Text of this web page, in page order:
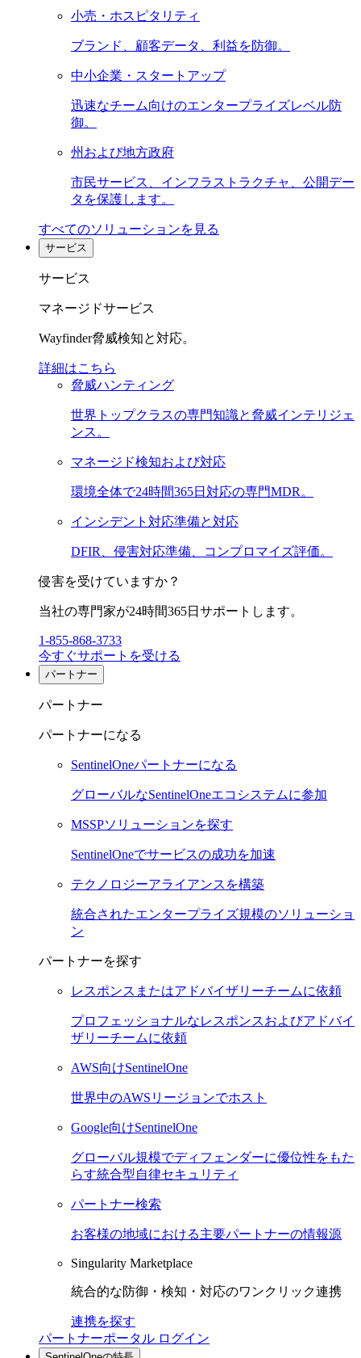
小売・ホスピタリティ
ブランド、顧客データ、利益を防御。
中小企業・スタートアップ
迅速なチーム向けのエンタープライズレベル防
御。
州および地方政府
市民サービス、インフラストラクチャ、公開デー
タを保護します。
すべてのソリューションを見る
サービス
サービス
マネージドサービス
Wayfinder脅威検知と対応。
詳細はこちら
脅威ハンティング
世界トップクラスの専門知識と脅威インテリジェ
ンス。
マネージド検知および対応
環境全体で24時間365日対応の専門MDR。
インシデント対応準備と対応
DFIR、侵害対応準備、コンプロマイズ評価。
侵害を受けていますか？
当社の専門家が24時間365日サポートします。
1-855-868-3733
今すぐサポートを受ける
パートナー
パートナー
パートナーになる
SentinelOneパートナーになる
グローバルなSentinelOneエコシステムに参加
MSSPソリューションを探す
SentinelOneでサービスの成功を加速
テクノロジーアライアンスを構築
統合されたエンタープライズ規模のソリューショ
ン
パートナーを探す
レスポンスまたはアドバイザリーチームに依頼
プロフェッショナルなレスポンスおよびアドバイ
ザリーチームに依頼
AWS向けSentinelOne
世界中のAWSリージョンでホスト
Google向けSentinelOne
グローバル規模でディフェンダーに優位性をもた
らす統合型自律セキュリティ
パートナー検索
お客様の地域における主要パートナーの情報源
Singularity Marketplace
統合的な防御・検知・対応のワンクリック連携
連携を探す
パートナーポータル ログイン